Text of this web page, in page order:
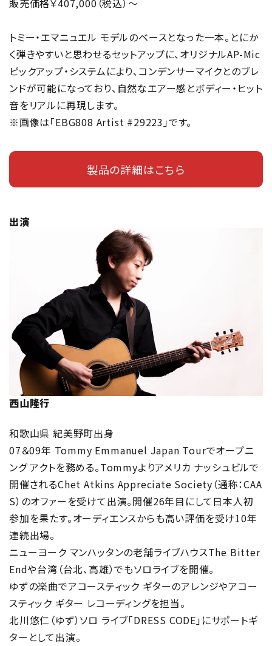
販売価格￥407,000（税込）～
トミー・エマニュエル モデルのベースとなった一本。とにか
く弾きやすいと思わせるセットアップに、オリジナルAP-Mic
ピックアップ・システムにより、コンデンサーマイクとのブレ
ンドが可能になっており、自然なエアー感とボディー・ヒット
音をリアルに再現します。
※画像は「EBG808 Artist #29223」です。
製品の詳細はこちら
出演
西山隆行
和歌山県 紀美野町出身
07＆09年 Tommy Emmanuel Japan Tourでオープニ
ング アクトを務める。Tommyよりアメリカ ナッシュビルで
開催されるChet Atkins Appreciate Society（通称：CAA
S）のオファーを受けて出演。開催26年目にして日本人初
参加を果たす。オーディエンスからも高い評価を受け10年
連続出場。
ニューヨーク マンハッタンの老舗ライブハウスThe Bitter
Endや台湾（台北、高雄）でもソロライブを開催。
ゆずの楽曲でアコースティック ギターのアレンジやアコー
スティック ギター レコーディングを担当。
北川悠仁（ゆず）ソロ ライブ「DRESS CODE」にサポートギ
ターとして出演。